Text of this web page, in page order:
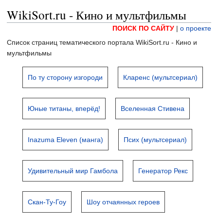
WikiSort.ru - Кино и мультфильмы
ПОИСК ПО САЙТУ | о проекте
Список страниц тематического портала WikiSort.ru - Кино и
мультфильмы
По ту сторону изгороди Кларенс (мультсериал)
Юные титаны, вперёд! Вселенная Стивена
Inazuma Eleven (манга) Псих (мультсериал)
Удивительный мир Гамбола Генератор Рекс
Скан-Ту-Гоу Шоу отчаянных героев